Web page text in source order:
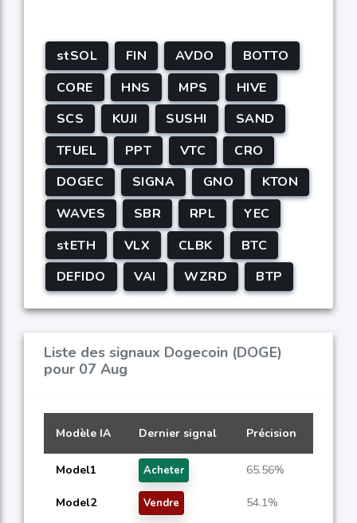
stSOL FIN AVDO
BOTTO
CORE
HNS MPS
HIVE
SCS
KUJI SUSHI
SAND
TFUEL
PPT VTC
CRO
DOGEC
SIGNA GNO
KTON
WAVES
SBR RPL
YEC
stETH
VLX CLBK
BTC
DEFIDO
VAI WZRD BTP
Liste des signaux Dogecoin (DOGE)
pour 07 Aug
Modèle IA Dernier signal Précision
Model1 Acheter 65.56%
Model2 Vendre 54.1%